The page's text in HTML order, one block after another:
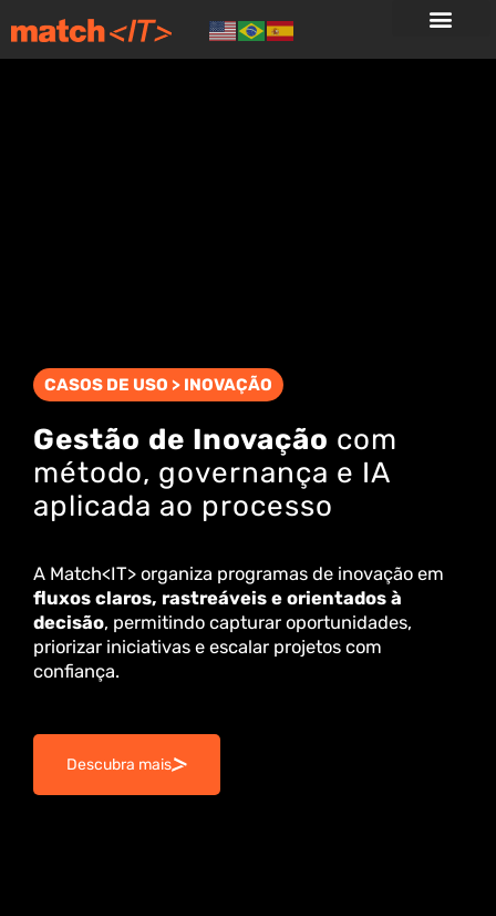
CASOS DE USO > INOVAÇÃO
Gestão de Inovação com
método, governança e IA
aplicada ao processo
A Match<IT> organiza programas de inovação em
fluxos claros, rastreáveis e orientados à
decisão, permitindo capturar oportunidades,
priorizar iniciativas e escalar projetos com
confiança.
Descubra mais